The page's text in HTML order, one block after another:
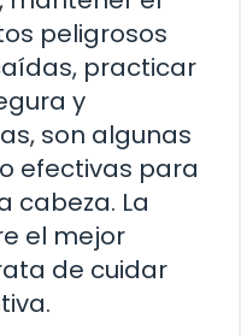
peligrosos
practicar
y
son algunas
efectivas para
cabeza. La
el mejor
de cuidar